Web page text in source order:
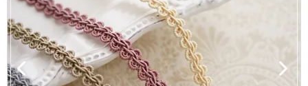
生地類
カルトナージュLeather用